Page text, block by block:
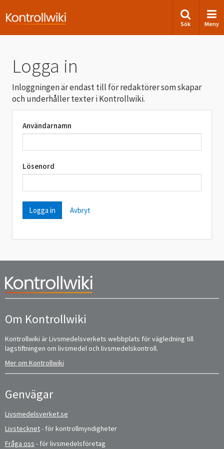
Sök Meny
Logga in
Inloggningen är endast till för redaktörer som skapar
och underhåller texter i Kontrollwiki.
Användarnamn
Lösenord
Avbryt
Om Kontrollwiki
Kontrollwiki är Livsmedelsverkets webbplats för vägledning till
lagstiftningen om livsmedel och livsmedelskontroll.
Mer om Kontrollwiki
Genvägar
Livsmedelsverket.se
Livstecknet- för kontrollmyndigheter
Fråga oss - för livsmedelsföretag